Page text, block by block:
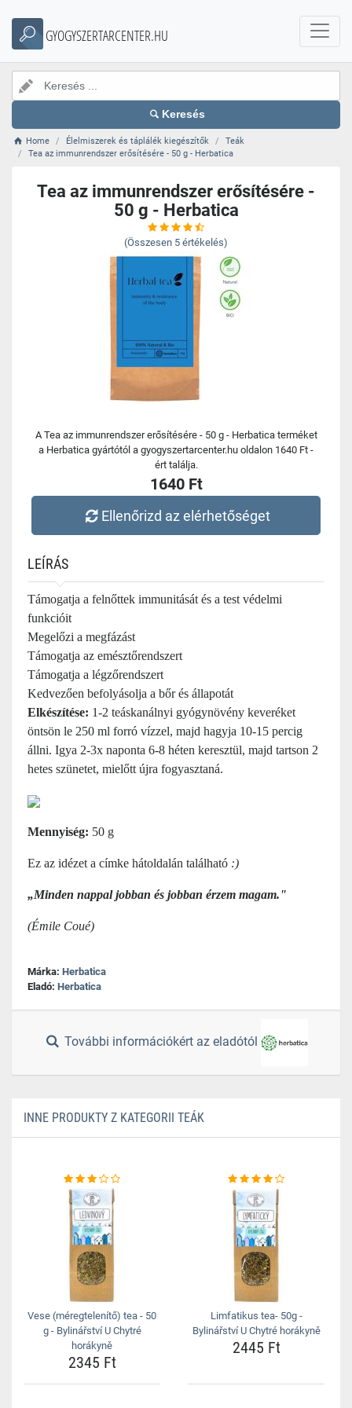
GYOGYSZERTARCENTER.HU
Keresés
Home Élelmiszerek és táplálék kiegészítők
Teák
Tea az immunrendszer erősítésére - 50 g - Herbatica
Tea az immunrendszer erősítésére -
50 g - Herbatica
(Összesen 5 értékelés)
A Tea az immunrendszer erősítésére - 50 g - Herbatica terméket
a Herbatica gyártótól a gyogyszertarcenter.hu oldalon 1640 Ft -
ért találja.
1640 Ft
Ellenőrizd az elérhetőséget
LEÍRÁS
Támogatja a felnőttek immunitását és a test védelmi
funkcióit
Megelőzi a megfázást
Támogatja az emésztőrendszert
Támogatja a légzőrendszert
Kedvezően befolyásolja a bőr és állapotát
Elkészítése: 1-2 teáskanálnyi gyógynövény keveréket
öntsön le 250 ml forró vízzel, majd hagyja 10-15 percig
állni. Igya 2-3x naponta 6-8 héten keresztül, majd tartson 2
hetes szünetet, mielőtt újra fogyasztaná.
Mennyiség: 50 g
Ez az idézet a címke hátoldalán található :)
„Minden nappal jobban és jobban érzem magam."
(Émile Coué)
Márka: Herbatica
Eladó: Herbatica
További információkért az eladótól
INNE PRODUKTY Z KATEGORII TEÁK
Vese (méregtelenítő) tea - 50
g - Bylinářství U Chytré
horákyně
2345 Ft
Limfatikus tea- 50g -
Bylinářství U Chytré horákyně
2445 Ft